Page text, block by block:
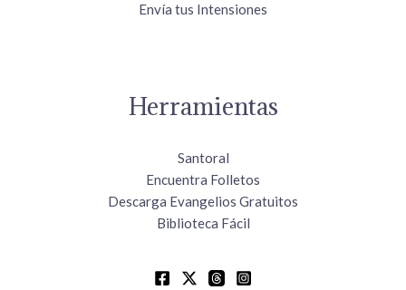
Envía tus Intensiones
Herramientas
Santoral
Encuentra Folletos
Descarga Evangelios Gratuitos
Biblioteca Fácil